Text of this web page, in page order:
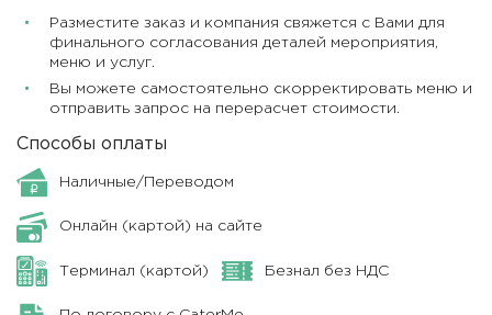
Разместите заказ и компания свяжется с Вами для
финального согласования деталей мероприятия,
меню и услуг.
Вы можете самостоятельно скорректировать меню и
отправить запрос на перерасчет стоимости.
Способы оплаты
Наличные/Переводом
Онлайн (картой) на сайте
Терминал (картой) Безнал без НДС